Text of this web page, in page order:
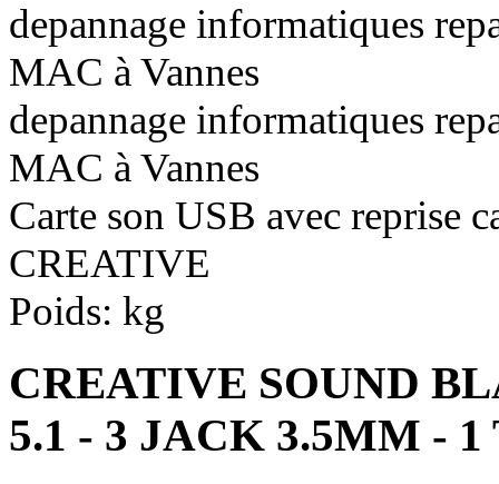
depannage informatiques
MAC à Vannes
depannage informatiques
MAC à Vannes
Carte son USB avec reprise
CREATIVE
Poids: kg
CREATIVE SOUND
5.1 - 3 JACK 3.5MM -